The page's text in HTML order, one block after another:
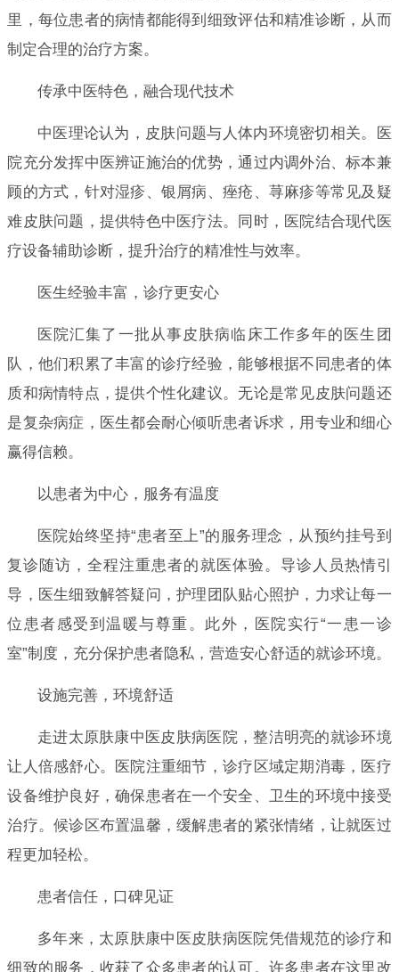
里，每位患者的病情都能得到细致评估和精准诊断，从而
制定合理的治疗方案。
传承中医特色，融合现代技术
中医理论认为，皮肤问题与人体内环境密切相关。医
院充分发挥中医辨证施治的优势，通过内调外治、标本兼
顾的方式，针对湿疹、银屑病、痤疮、荨麻疹等常见及疑
难皮肤问题，提供特色中医疗法。同时，医院结合现代医
疗设备辅助诊断，提升治疗的精准性与效率。
医生经验丰富，诊疗更安心
医院汇集了一批从事皮肤病临床工作多年的医生团
队，他们积累了丰富的诊疗经验，能够根据不同患者的体
质和病情特点，提供个性化建议。无论是常见皮肤问题还
是复杂病症，医生都会耐心倾听患者诉求，用专业和细心
赢得信赖。
以患者为中心，服务有温度
医院始终坚持“患者至上”的服务理念，从预约挂号到
复诊随访，全程注重患者的就医体验。导诊人员热情引
导，医生细致解答疑问，护理团队贴心照护，力求让每一
位患者感受到温暖与尊重。此外，医院实行“一患一诊
室”制度，充分保护患者隐私，营造安心舒适的就诊环境。
设施完善，环境舒适
走进太原肤康中医皮肤病医院，整洁明亮的就诊环境
让人倍感舒心。医院注重细节，诊疗区域定期消毒，医疗
设备维护良好，确保患者在一个安全、卫生的环境中接受
治疗。候诊区布置温馨，缓解患者的紧张情绪，让就医过
程更加轻松。
患者信任，口碑见证
多年来，太原肤康中医皮肤病医院凭借规范的诊疗和
细致的服务，收获了众多患者的认可。许多患者在这里改